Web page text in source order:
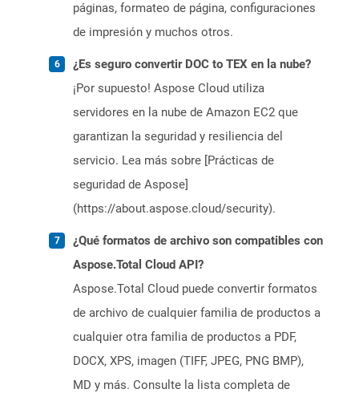
páginas, formateo de página, configuraciones
de impresión y muchos otros.
¿Es seguro convertir DOC to TEX en la nube?
¡Por supuesto! Aspose Cloud utiliza
servidores en la nube de Amazon EC2 que
garantizan la seguridad y resiliencia del
servicio. Lea más sobre [Prácticas de
seguridad de Aspose]
(https://about.aspose.cloud/security).
¿Qué formatos de archivo son compatibles con
Aspose.Total Cloud API?
Aspose.Total Cloud puede convertir formatos
de archivo de cualquier familia de productos a
cualquier otra familia de productos a PDF,
DOCX, XPS, imagen (TIFF, JPEG, PNG BMP),
MD y más. Consulte la lista completa de